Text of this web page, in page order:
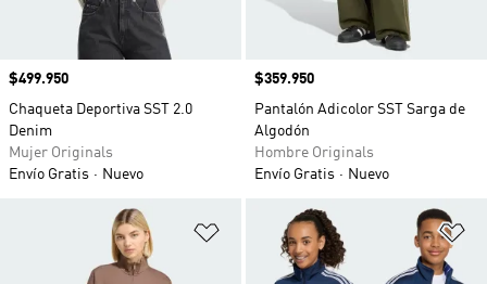
Precio
$499.950
Chaqueta Deportiva SST 2.0
Denim
Mujer Originals
Envío Gratis
Nuevo
Precio
$359.950
Pantalón Adicolor SST Sarga de
Algodón
Hombre Originals
Envío Gratis
Nuevo
Añadir a la lista de deseos